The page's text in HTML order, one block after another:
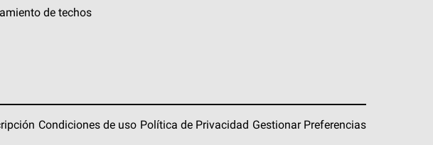
de techos
Condiciones de uso Política de Privacidad Gestionar Preferencias